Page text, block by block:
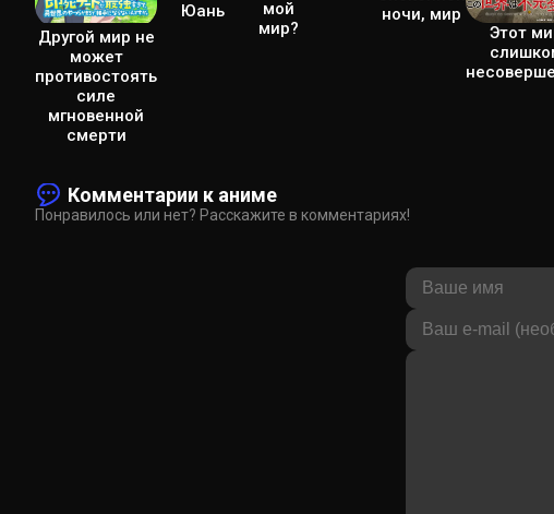
Другой мир не
может
противостоять
силе
мгновенной
смерти
Юань
мой
мир?
ночи, мир
Этот
Комментарии к аниме
Понравилось или нет? Расскажите в комментариях!